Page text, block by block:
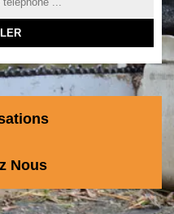
Nous